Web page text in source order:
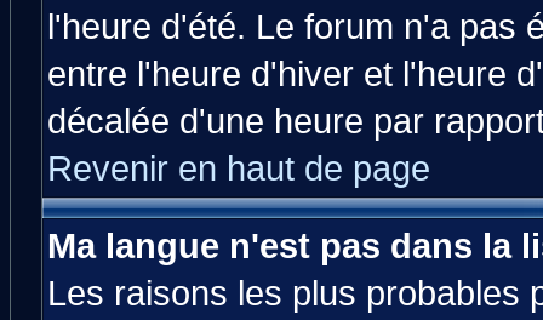
l'heure d'été. Le forum n'a pas
entre l'heure d'hiver et l'heure
décalée d'une heure par
Revenir en haut de page
Ma langue n'est pas dans la
Les raisons les plus probables